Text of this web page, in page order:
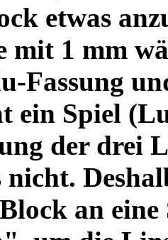
etwas
1 mm
Fassung
ein Spiel
der drei
nicht.
an eine